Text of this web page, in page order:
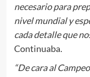
necesario para
nivel mundial y
cada detalle que
Continuaba.
“De cara al